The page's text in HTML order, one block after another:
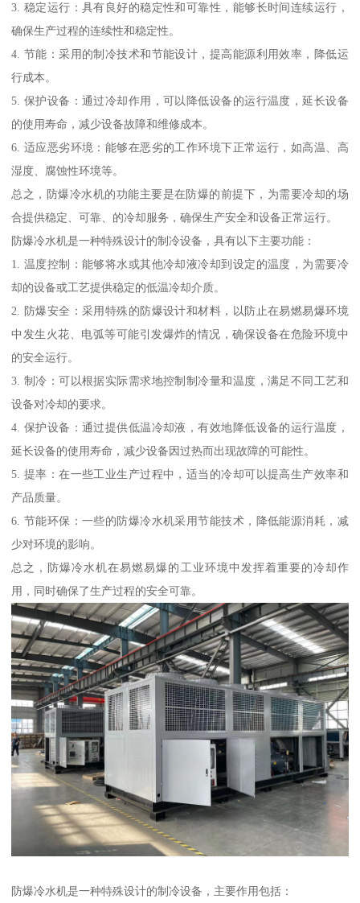
3. 稳定运行：具有良好的稳定性和可靠性，能够长时间连续运行，
确保生产过程的连续性和稳定性。
4. 节能：采用的制冷技术和节能设计，提高能源利用效率，降低运
行成本。
5. 保护设备：通过冷却作用，可以降低设备的运行温度，延长设备
的使用寿命，减少设备故障和维修成本。
6. 适应恶劣环境：能够在恶劣的工作环境下正常运行，如高温、高
湿度、腐蚀性环境等。
总之，防爆冷水机的功能主要是在防爆的前提下，为需要冷却的场
合提供稳定、可靠、的冷却服务，确保生产安全和设备正常运行。
防爆冷水机是一种特殊设计的制冷设备，具有以下主要功能：
1. 温度控制：能够将水或其他冷却液冷却到设定的温度，为需要冷
却的设备或工艺提供稳定的低温冷却介质。
2. 防爆安全：采用特殊的防爆设计和材料，以防止在易燃易爆环境
中发生火花、电弧等可能引发爆炸的情况，确保设备在危险环境中
的安全运行。
3. 制冷：可以根据实际需求地控制制冷量和温度，满足不同工艺和
设备对冷却的要求。
4. 保护设备：通过提供低温冷却液，有效地降低设备的运行温度，
延长设备的使用寿命，减少设备因过热而出现故障的可能性。
5. 提率：在一些工业生产过程中，适当的冷却可以提高生产效率和
产品质量。
6. 节能环保：一些的防爆冷水机采用节能技术，降低能源消耗，减
少对环境的影响。
总之，防爆冷水机在易燃易爆的工业环境中发挥着重要的冷却作
用，同时确保了生产过程的安全可靠。
防爆冷水机是一种特殊设计的制冷设备，主要作用包括：